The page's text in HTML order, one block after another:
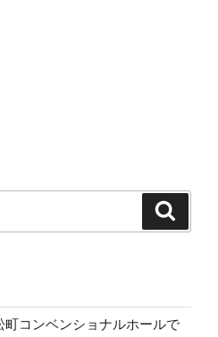
コンベンショナルホールで